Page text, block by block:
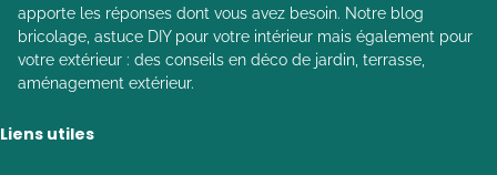
apporte les réponses dont vous avez besoin. Notre blog
bricolage, astuce DIY pour votre intérieur mais également pour
votre extérieur : des conseils en déco de jardin, terrasse,
aménagement extérieur.
Liens utiles